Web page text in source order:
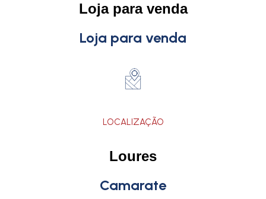
Loja para venda
Loja para venda
LOCALIZAÇÃO
Loures
Camarate